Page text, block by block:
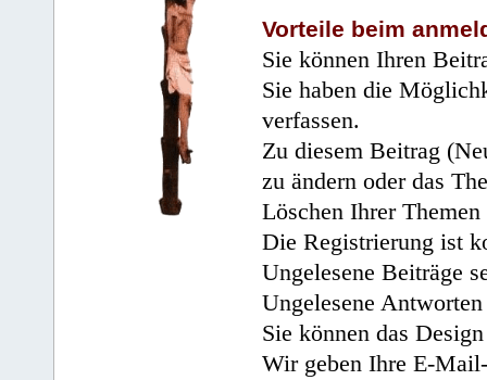
Vorteile beim
Sie können Ihren
Sie haben die
verfassen.
Zu diesem Beitrag
zu ändern oder das
Löschen Ihrer
Die Registrierung ist
Ungelesene Beiträge
Ungelesene
Sie können das
Wir geben Ihre E-